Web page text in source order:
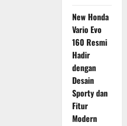
New Honda
Vario Evo
160 Resmi
Hadir
dengan
Desain
Sporty dan
Fitur
Modern